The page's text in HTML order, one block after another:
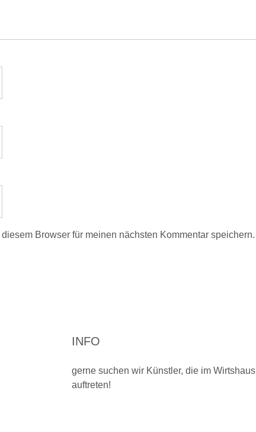
Browser für meinen nächsten Kommentar speichern.
INFO
gerne suchen wir Künstler, die im Wirtshaus
auftreten!